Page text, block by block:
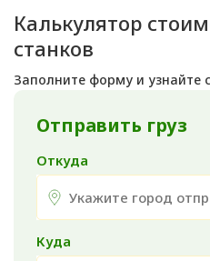
Калькулятор
станков
Заполните форму и узнайте
Отправить груз
Откуда
Куда